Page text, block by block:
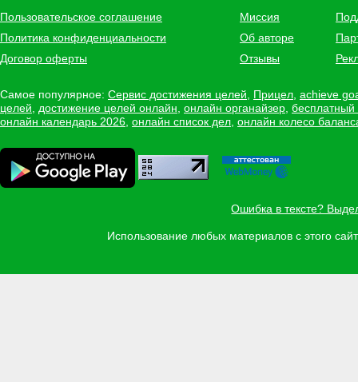
Пользовательское соглашение
Политика конфиденциальности
Договор оферты
Миссия
Об авторе
Отзывы
Самое популярное: Сервис достижения целей Прицел achieve
целей
достижение целей онлайн онлайн органайзер
онлайн календарь 2026 онлайн список дел онлайн колесо
Ошибка в тексте?
Использование любых материалов с этого